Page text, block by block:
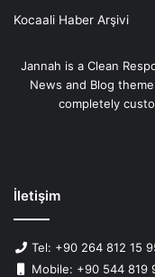
Kocaali Haber Arşivi
Jannah is a Clean
News and Blog
completely
İletişim
Tel: +90 264 812 15
Mobile: +90 544 819